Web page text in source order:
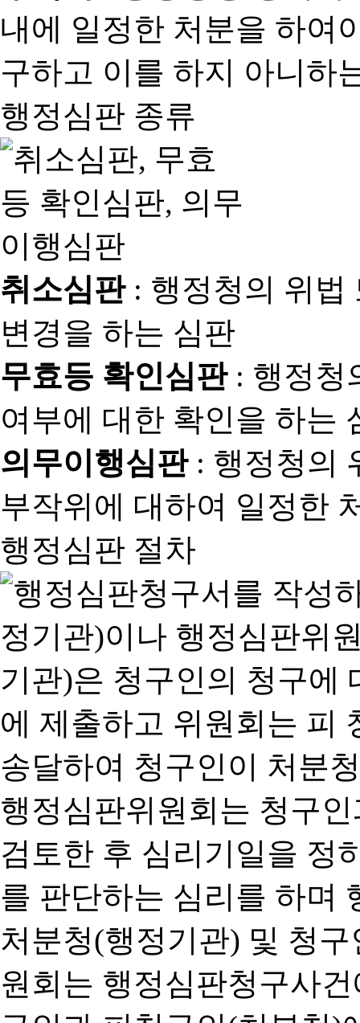
내에 일정한 처분을 하여
구하고 이를 하지 아니하
행정심판 종류
취소심판: 행정청의 위법
변경을 하는 심판
무효등 확인심판: 행정청
여부에 대한 확인을 하는
의무이행심판: 행정청의
부작위에 대하여 일정한
행정심판 절차